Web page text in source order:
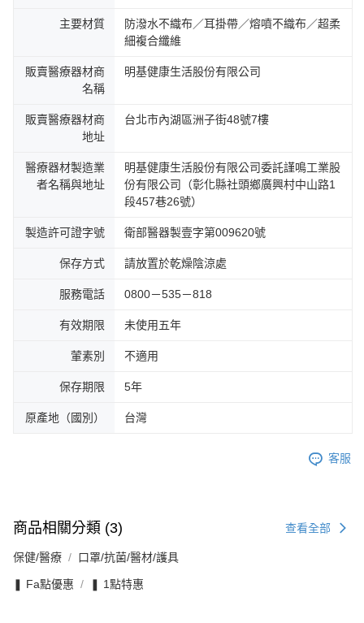
主要材質
防潑水不織布／耳掛帶／熔噴不織布／超柔
細複合纖維
販賣醫療器材商
名稱
明基健康生活股份有限公司
販賣醫療器材商
地址
台北市內湖區洲子街48號7樓
醫療器材製造業
者名稱與地址
明基健康生活股份有限公司委託謹鳴工業股
份有限公司（彰化縣社頭鄉廣興村中山路1
段457巷26號）
製造許可證字號 衛部醫器製壹字第009620號
保存方式 請放置於乾燥陰涼處
服務電話 0800－535－818
有效期限 未使用五年
葷素別 不適用
保存期限 5年
原產地（國別） 台灣
客服
商品相關分類 (3) 查看全部
保健/醫療 口罩/抗菌/醫材/護具
❚ Fa點優惠 ❚ 1點特惠